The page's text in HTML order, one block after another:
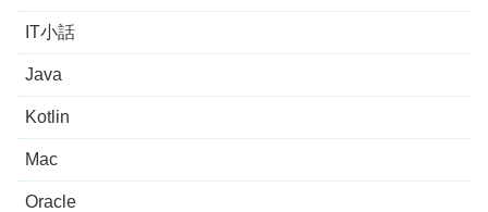
IT小話
Java
Kotlin
Mac
Oracle